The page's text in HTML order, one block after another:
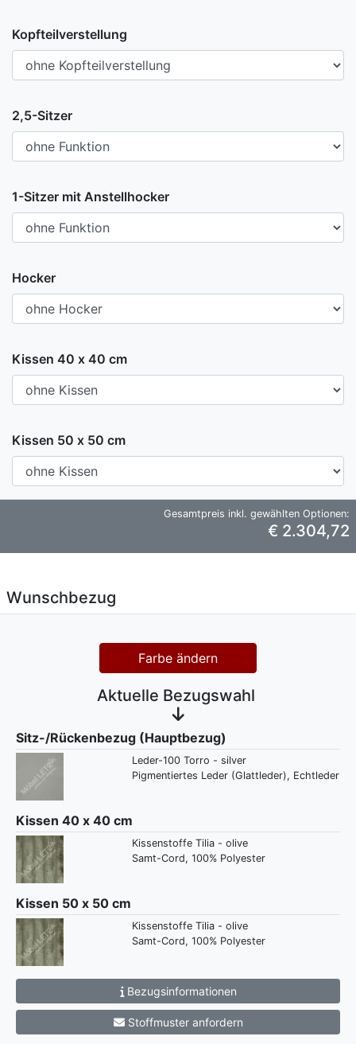
Kopfteilverstellung
2,5-Sitzer
1-Sitzer mit Anstellhocker
Hocker
Kissen 40 x 40 cm
Kissen 50 x 50 cm
Gesamtpreis inkl. gewählten Optionen:
€ 2.304,72
Wunschbezug
Farbe ändern
Aktuelle Bezugswahl
Sitz-/Rückenbezug (Hauptbezug)
Leder-100 Torro - silver
Pigmentiertes Leder (Glattleder), Echtleder
Kissen 40 x 40 cm
Kissenstoffe Tilia - olive
Samt-Cord, 100% Polyester
Kissen 50 x 50 cm
Kissenstoffe Tilia - olive
Samt-Cord, 100% Polyester
Bezugsinformationen
Stoffmuster anfordern